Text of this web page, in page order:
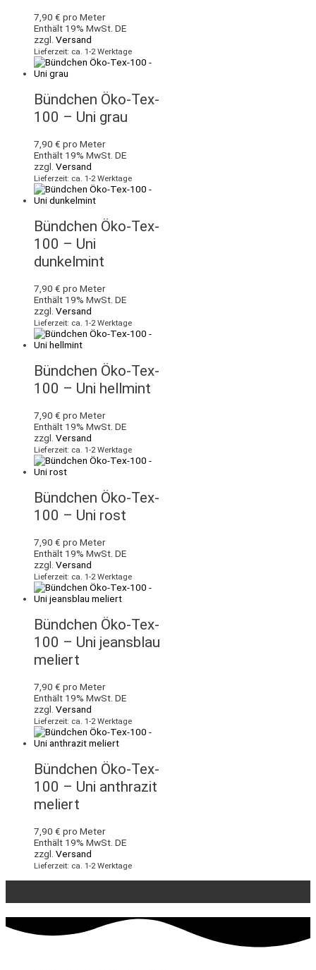
7,90 € pro Meter
Enthält 19% MwSt. DE
zzgl. Versand
Lieferzeit: ca. 1-2 Werktage
Bündchen Öko-Tex-
100 – Uni grau
7,90 € pro Meter
Enthält 19% MwSt. DE
zzgl. Versand
Lieferzeit: ca. 1-2 Werktage
Bündchen Öko-Tex-
100 – Uni
dunkelmint
7,90 € pro Meter
Enthält 19% MwSt. DE
zzgl. Versand
Lieferzeit: ca. 1-2 Werktage
Bündchen Öko-Tex-
100 – Uni hellmint
7,90 € pro Meter
Enthält 19% MwSt. DE
zzgl. Versand
Lieferzeit: ca. 1-2 Werktage
Bündchen Öko-Tex-
100 – Uni rost
7,90 € pro Meter
Enthält 19% MwSt. DE
zzgl. Versand
Lieferzeit: ca. 1-2 Werktage
Bündchen Öko-Tex-
100 – Uni jeansblau
meliert
7,90 € pro Meter
Enthält 19% MwSt. DE
zzgl. Versand
Lieferzeit: ca. 1-2 Werktage
Bündchen Öko-Tex-
100 – Uni anthrazit
meliert
7,90 € pro Meter
Enthält 19% MwSt. DE
zzgl. Versand
Lieferzeit: ca. 1-2 Werktage